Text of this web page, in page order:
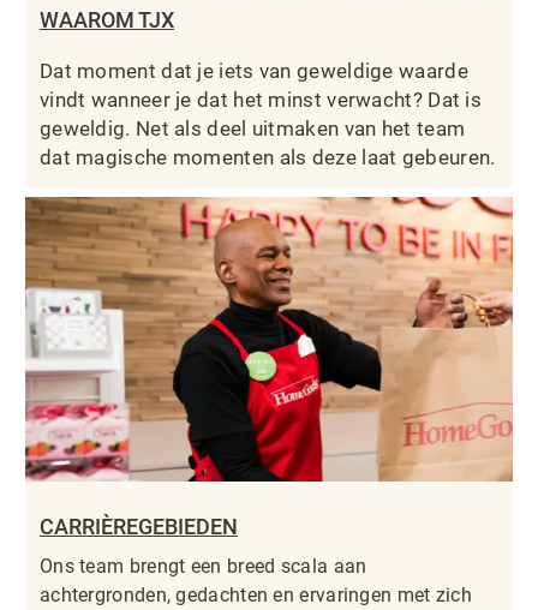
WAAROM TJX
Dat moment dat je iets van geweldige waarde
vindt wanneer je dat het minst verwacht? Dat is
geweldig. Net als deel uitmaken van het team
dat magische momenten als deze laat gebeuren.
CARRIÈREGEBIEDEN
Ons team brengt een breed scala aan
achtergronden, gedachten en ervaringen met zich